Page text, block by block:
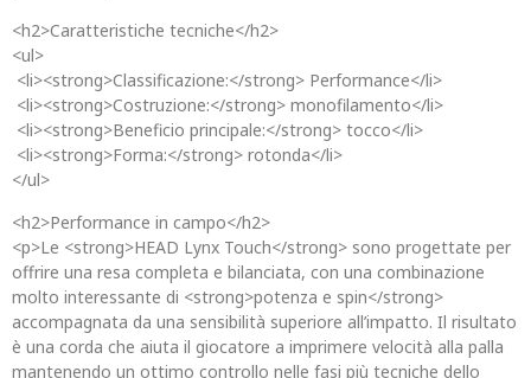
<h2>Caratteristiche tecniche</h2>
<ul>
<li><strong>Classificazione:</strong> Performance</li>
<li><strong>Costruzione:</strong> monofilamento</li>
<li><strong>Beneficio principale:</strong> tocco</li>
<li><strong>Forma:</strong> rotonda</li>
</ul>
<h2>Performance in campo</h2>
<p>Le <strong>HEAD Lynx Touch</strong> sono progettate per
offrire una resa completa e bilanciata, con una combinazione
molto interessante di <strong>potenza e spin</strong>
accompagnata da una sensibilità superiore all’impatto. Il risultato
è una corda che aiuta il giocatore a imprimere velocità alla palla
mantenendo un ottimo controllo nelle fasi più tecniche dello